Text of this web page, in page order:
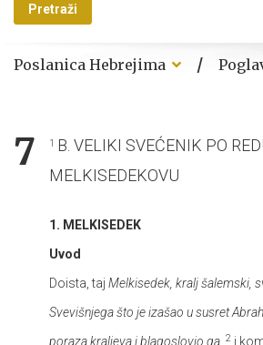
Pretraži
Poslanica Hebrejima /
7 1 B. VELIKI SVEĆENIK PO
MELKISEDEKOVU
1. MELKISEDEK
Uvod
Doista, taj Melkisedek, kralj šalemski,
Svevišnjega što je izašao u susret
poraza kraljeva i blagoslovio ga, 2 i